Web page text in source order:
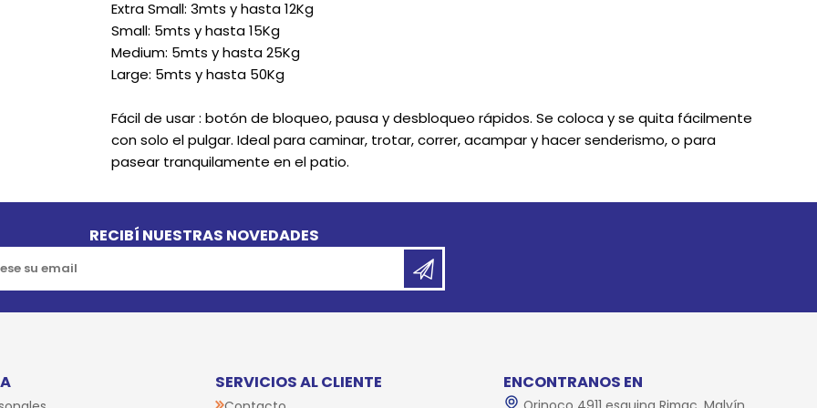
Extra Small: 3mts y hasta 12Kg
Small: 5mts y hasta 15Kg
Medium: 5mts y hasta 25Kg
Large: 5mts y hasta 50Kg
Fácil de usar : botón de bloqueo, pausa y desbloqueo rápidos. Se coloca y se quita fácilmente
con solo el pulgar. Ideal para caminar, trotar, correr, acampar y hacer senderismo, o para
pasear tranquilamente en el patio.
RECIBÍ NUESTRAS NOVEDADES
SERVICIOS AL CLIENTE ENCONTRANOS EN